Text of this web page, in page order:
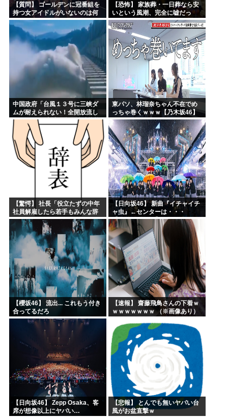
【質問】 ゴールデンに冠番組を
持つ女アイドルがいないのは何
故なのか？
【恐怖】 家族葬・一日葬なら安
いという風潮、完全に嘘だっ
た・・・・
中国政府「台風１３号に三峡ダ
ムが耐えられない！全開放流し
ろ！」⇒ 下流域の街が壊滅状態
ｗｗｗｗｗ
東パソ、林瑠奈ちゃん不在でめ
っちゃ巻くｗｗｗ【乃木坂46】
【驚愕】 社長「役立たずの中年
社員解雇したら若手もみんな辞
めてしまった…」
【日向坂46】 新曲『イチャイチ
ャ虫』←センターは・・・
【18thシングル】
【櫻坂46】 流出... これもう付き
合ってるだろ
【速報】 齋藤飛鳥さんの下着ｗ
ｗｗｗｗｗｗｗ （※画像あり）
【日向坂46】 Zepp Osaka、客
席が想像以上にヤバい…
【悲報】 とんでも無いヤバい台
風がお盆直撃ｗ